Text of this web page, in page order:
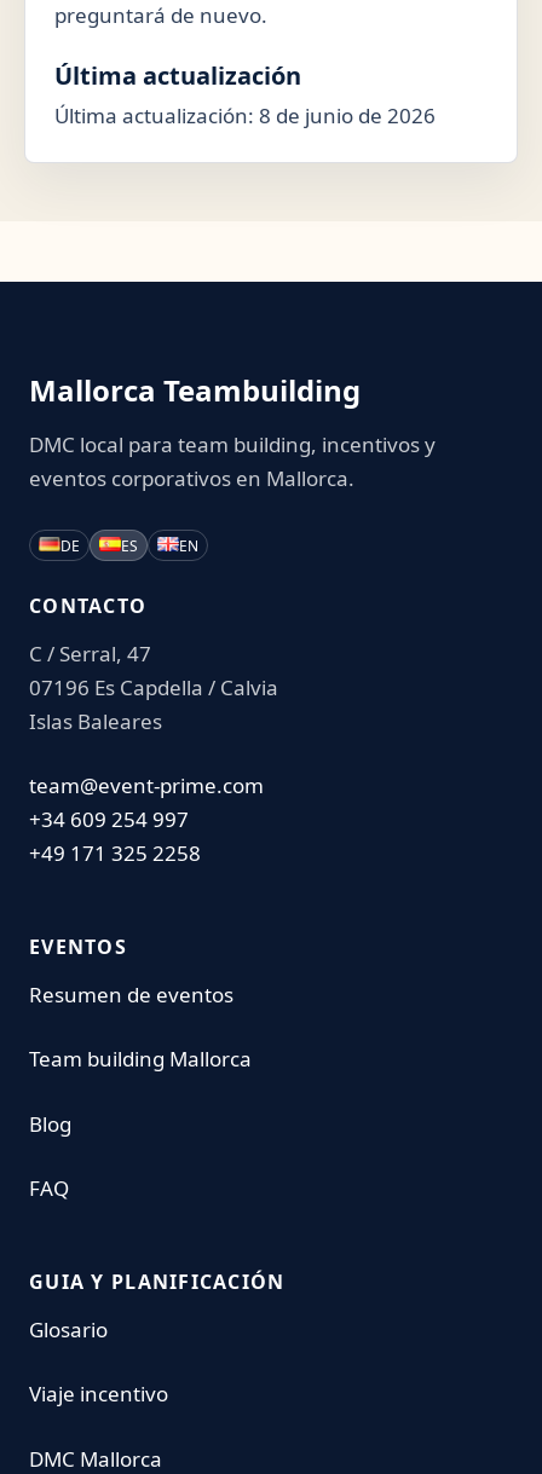
preguntará de nuevo.
Última actualización
Última actualización: 8 de junio de 2026
Mallorca Teambuilding
DMC local para team building, incentivos y
eventos corporativos en Mallorca.
DE ES EN
CONTACTO
C / Serral, 47
07196 Es Capdella / Calvia
Islas Baleares
team@event-prime.com
+34 609 254 997
+49 171 325 2258
EVENTOS
Resumen de eventos
Team building Mallorca
Blog
FAQ
GUIA Y PLANIFICACIÓN
Glosario
Viaje incentivo
DMC Mallorca